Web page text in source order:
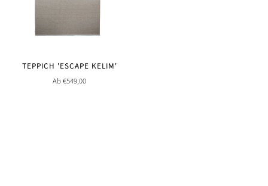
TEPPICH 'ESCAPE KELIM'
Ab €549,00